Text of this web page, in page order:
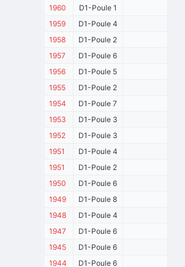
1960
D1-Poule 1
1959
D1-Poule 4
1958
D1-Poule 2
1957
D1-Poule 6
1956
D1-Poule 5
1955
D1-Poule 2
1954
D1-Poule 7
1953
D1-Poule 3
1952
D1-Poule 3
1951
D1-Poule 4
1951
D1-Poule 2
1950
D1-Poule 6
1949
D1-Poule 8
1948
D1-Poule 4
1947
D1-Poule 6
1945
D1-Poule 6
1944
D1-Poule 6